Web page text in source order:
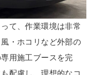
て、作業環境は非常
・ホコリなど外部の
用施工ブースを完
配慮し、理想的なコ